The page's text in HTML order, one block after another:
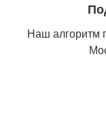
Наш алгоритм